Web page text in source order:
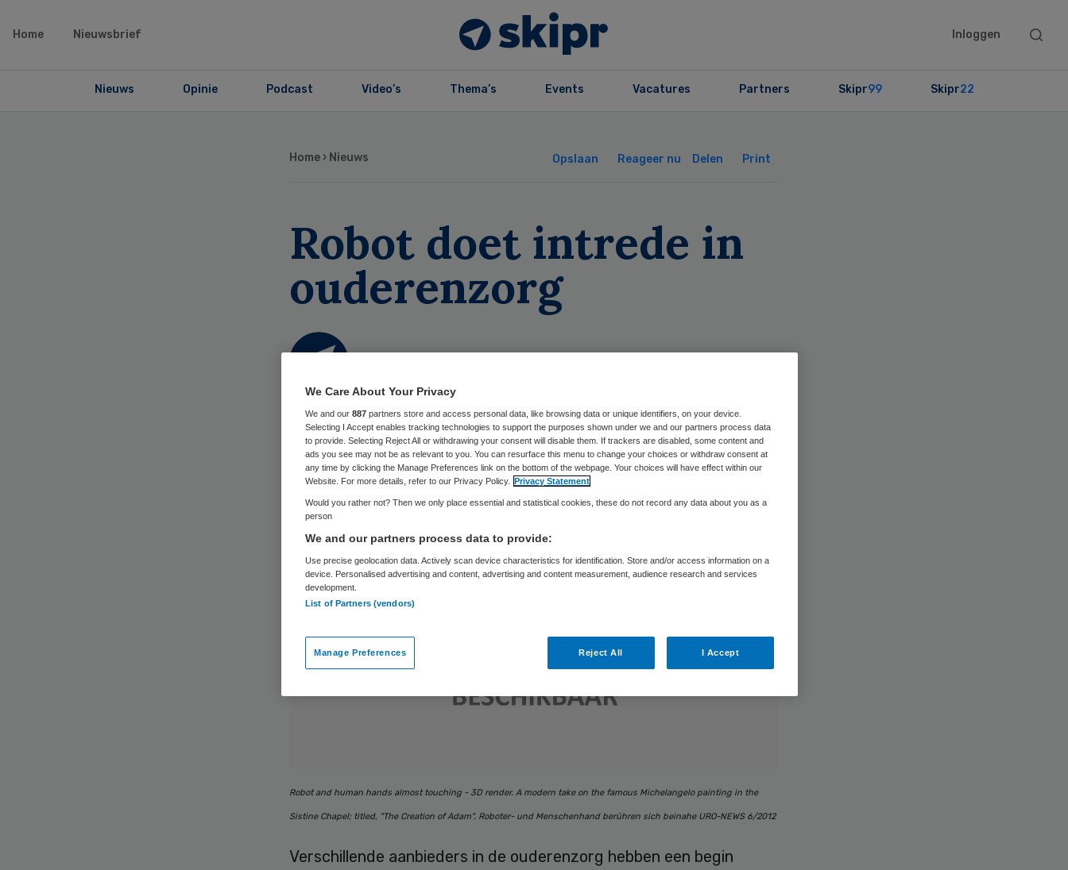
Home Nieuwsbrief Inloggen
Search
Nieuws Opinie Podcast Video’s Thema’s Events Vacatures Partners Skipr99 Skipr22
Home › Nieuws Opslaan Reageer nu Delen Print
Robot doet intrede in
ouderenzorg
Robot and human hands almost touching - 3D render. A modern take on the famous Michelangelo painting in the
Sistine Chapel; titled, "The Creation of Adam". Roboter- und Menschenhand berühren sich beinahe URO-NEWS 6/2012
Verschillende aanbieders in de ouderenzorg hebben een begin
We Care About Your Privacy
We and our 887 partners store and access personal data, like browsing data or unique identifiers, on your device.
Selecting I Accept enables tracking technologies to support the purposes shown under we and our partners process data
to provide. Selecting Reject All or withdrawing your consent will disable them. If trackers are disabled, some content and
ads you see may not be as relevant to you. You can resurface this menu to change your choices or withdraw consent at
any time by clicking the Manage Preferences link on the bottom of the webpage. Your choices will have effect within our
Website. For more details, refer to our Privacy Policy. Privacy Statement
Would you rather not? Then we only place essential and statistical cookies, these do not record any data about you as a
person
We and our partners process data to provide:
Use precise geolocation data. Actively scan device characteristics for identification. Store and/or access information on a
device. Personalised advertising and content, advertising and content measurement, audience research and services
development.
List of Partners (vendors)
Manage Preferences Reject All I Accept